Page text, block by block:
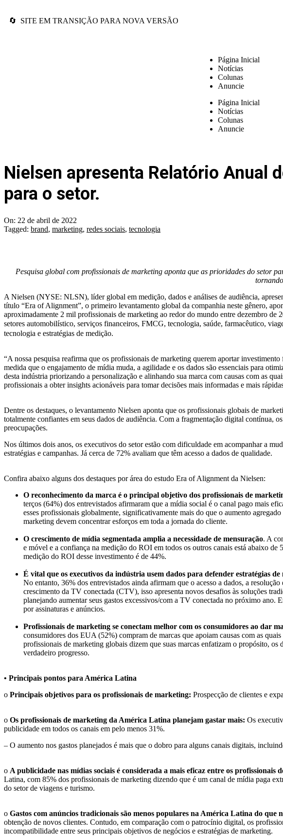
🔄 SITE EM TRANSIÇÃO PARA NOVA VERSÃO
Página Inicial
Notícias
Colunas
Anuncie
Página Inicial
Notícias
Colunas
Anuncie
Nielsen apresenta Relatório Anual
para o setor.
On: 22 de abril de 2022
Tagged: brand, marketing, redes sociais, tecnologia
Pesquisa global com profissionais de marketing aponta que as prioridades do setor
A Nielsen (NYSE: NLSN), líder global em medição, dados e análises de audiência,
título “Era of Alignment”, o primeiro levantamento global da companhia neste gênero,
aproximadamente 2 mil profissionais de marketing ao redor do mundo entre dezembro de
setores automobilístico, serviços financeiros, FMCG, tecnologia, saúde, farmacêutico,
tecnologia e estratégias de medição.
“A nossa pesquisa reafirma que os profissionais de marketing querem aportar
medida que o engajamento de mídia muda, a agilidade e os dados são essenciais para
desta indústria priorizando a personalização e alinhando sua marca com causas com as
profissionais a obter insights acionáveis para tomar decisões mais informadas e mais
Dentre os destaques, o levantamento Nielsen aponta que os profissionais globais de
totalmente confiantes em seus dados de audiência. Com a fragmentação digital contínua,
preocupações.
Nos últimos dois anos, os executivos do setor estão com dificuldade em acompanhar a
estratégias e campanhas. Já cerca de 72% avaliam que têm acesso a dados de qualidade.
Confira abaixo alguns dos destaques por área do estudo Era of Alignment da Nielsen:
O reconhecimento da marca é o principal objetivo dos profissionais de
terços (64%) dos entrevistados afirmaram que a mídia social é o canal pago mais
esses profissionais globalmente, significativamente mais do que o aumento
marketing devem concentrar esforços em toda a jornada do cliente.
O crescimento de mídia segmentada amplia a necessidade de mensuração. A
e móvel e a confiança na medição do ROI em todos os outros canais está abaixo de
medição do ROI desse investimento é de 44%.
É vital que os executivos da indústria usem dados para defender estratégias
No entanto, 36% dos entrevistados ainda afirmam que o acesso a dados, a
crescimento da TV conectada (CTV), isso apresenta novos desafios às soluções
planejando aumentar seus gastos excessivos/com a TV conectada no próximo ano.
por assinaturas e anúncios.
Profissionais de marketing se conectam melhor com os consumidores ao dar
consumidores dos EUA (52%) compram de marcas que apoiam causas com as
profissionais de marketing globais dizem que suas marcas enfatizam o propósito,
verdadeiro progresso.
• Principais pontos para América Latina
o Principais objetivos para os profissionais de marketing: Prospecção de clientes e
o Os profissionais de marketing da América Latina planejam gastar mais: Os
publicidade em todos os canais em pelo menos 31%.
– O aumento nos gastos planejados é mais que o dobro para alguns canais digitais,
o A publicidade nas mídias sociais é considerada a mais eficaz entre os
Latina, com 85% dos profissionais de marketing dizendo que é um canal de mídia paga
do setor de viagens e turismo.
o Gastos com anúncios tradicionais são menos populares na América Latina do que
obtenção de novos clientes. Contudo, em comparação com o patrocínio digital, os
incompatibilidade entre seus principais objetivos de negócios e estratégias de marketing.